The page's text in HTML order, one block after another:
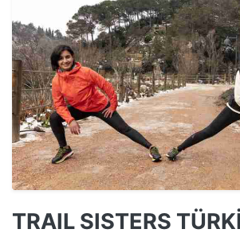
TRAIL SISTERS